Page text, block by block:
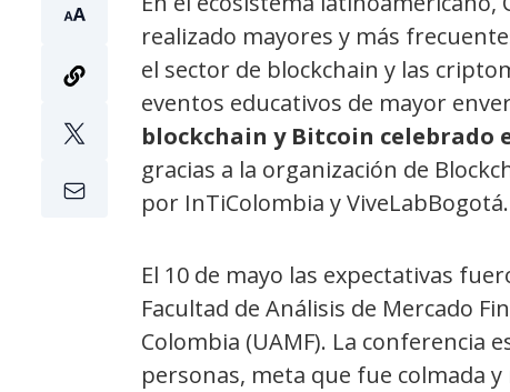
realizado mayores y más
el sector de blockchain y las
eventos educativos de mayor
blockchain y Bitcoin celebrado
gracias a la organización de
por InTiColombia y ViveLabBogotá.
El 10 de mayo las expectativas
Facultad de Análisis de Mercado
Colombia (UAMF). La conferencia
personas, meta que fue colmada